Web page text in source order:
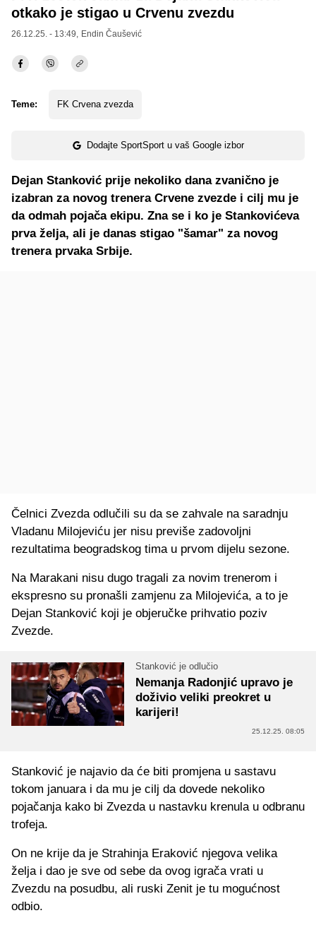
otkako je stigao u Crvenu zvezdu
26.12.25. - 13:49, Endin Čaušević
Teme: FK Crvena zvezda
Dodajte SportSport u vaš Google izbor
Dejan Stanković prije nekoliko dana zvanično je
izabran za novog trenera Crvene zvezde i cilj mu je
da odmah pojača ekipu. Zna se i ko je Stankovićeva
prva želja, ali je danas stigao "šamar" za novog
trenera prvaka Srbije.
Čelnici Zvezda odlučili su da se zahvale na saradnju
Vladanu Milojeviću jer nisu previše zadovoljni
rezultatima beogradskog tima u prvom dijelu sezone.
Na Marakani nisu dugo tragali za novim trenerom i
ekspresno su pronašli zamjenu za Milojevića, a to je
Dejan Stanković koji je objeručke prihvatio poziv
Zvezde.
Stanković je odlučio
Nemanja Radonjić upravo je
doživio veliki preokret u
karijeri!
25.12.25. 08:05
Stanković je najavio da će biti promjena u sastavu
tokom januara i da mu je cilj da dovede nekoliko
pojačanja kako bi Zvezda u nastavku krenula u odbranu
trofeja.
On ne krije da je Strahinja Eraković njegova velika
želja i dao je sve od sebe da ovog igrača vrati u
Zvezdu na posudbu, ali ruski Zenit je tu mogućnost
odbio.